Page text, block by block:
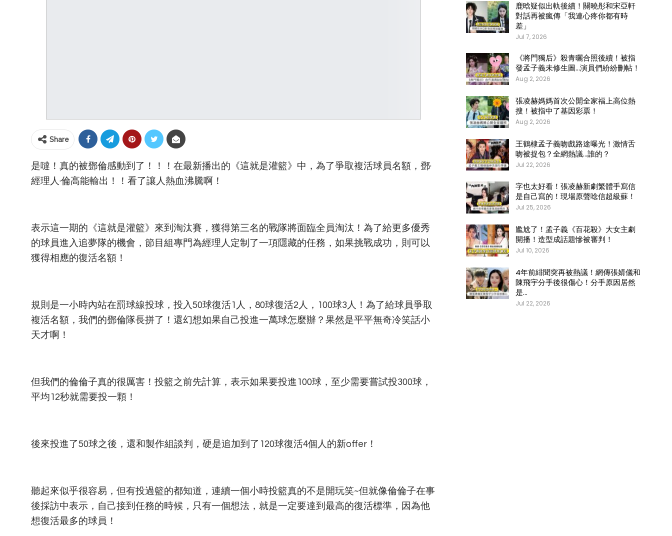
Share
是噠！真的被鄧倫感動到了！！！在最新播出的《這就是灌籃》中，為了爭取複活球員名額，鄧·
經理人·倫高能輸出！！看了讓人熱血沸騰啊！
表示這一期的《這就是灌籃》來到淘汰賽，獲得第三名的戰隊將面臨全員淘汰！為了給更多優秀
的球員進入追夢隊的機會，節目組專門為經理人定制了一項隱藏的任務，如果挑戰成功，則可以
獲得相應的復活名額！
規則是一小時內站在罰球線投球，投入50球復活1人，80球復活2人，100球3人！為了給球員爭取
複活名額，我們的鄧倫隊長拼了！還幻想如果自己投進一萬球怎麼辦？果然是平平無奇冷笑話小
天才啊！
但我們的倫倫子真的很厲害！投籃之前先計算，表示如果要投進100球，至少需要嘗試投300球，
平均12秒就需要投一顆！
後來投進了50球之後，還和製作組談判，硬是追加到了120球復活4個人的新offer！
聽起來似乎很容易，但有投過籃的都知道，連續一個小時投籃真的不是開玩笑~但就像倫倫子在事
後採訪中表示，自己接到任務的時候，只有一個想法，就是一定要達到最高的復活標準，因為他
想復活最多的球員！
鹿晗疑似出軌後續！關曉彤和宋亞軒
對話再被瘋傳「我連心疼你都有時
差」
Jul 7, 2026
《將門獨后》殺青曬合照後續！被指
發孟子義未修生圖…演員們紛紛刪帖！
Aug 2, 2026
張凌赫媽媽首次公開全家福上高位熱
搜！被指中了基因彩票！
Aug 2, 2026
王鶴棣孟子義吻戲路途曝光！激情舌
吻被捉包？全網熱議…誰的？
Jul 22, 2026
字也太好看！張凌赫新劇繁體手寫信
是自己寫的！現場原聲唸信超級蘇！
Jul 25, 2026
尷尬了！孟子義《百花殺》大女主劇
開播！造型成話題慘被審判！
Jul 10, 2026
4年前緋聞突再被熱議！網傳張婧儀和
陳飛宇分手後很傷心！分手原因居然
是…
Jul 22, 2026